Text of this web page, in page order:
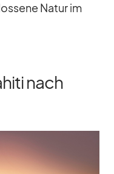
Na­tur im
nach